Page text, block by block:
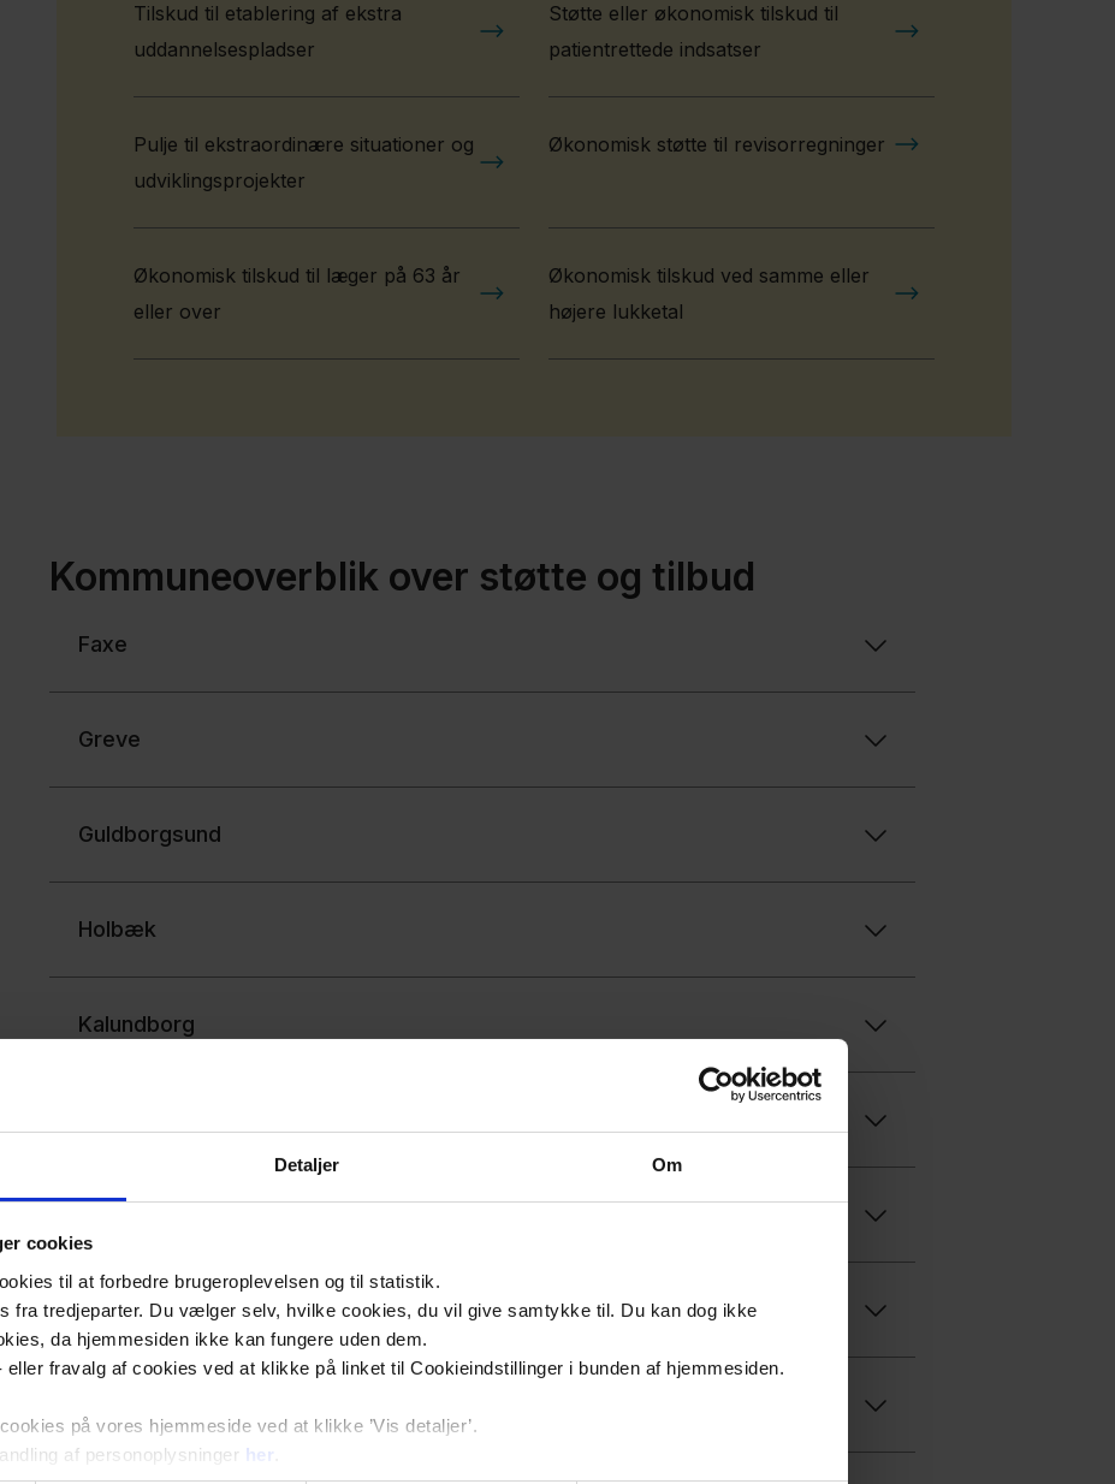
Detaljer Om
cookies
til at forbedre brugeroplevelsen og til statistik.
fra tredjeparter. Du vælger selv, hvilke cookies, du vil give samtykke til. Du kan dog ikke
da hjemmesiden ikke kan fungere uden dem.
fravalg af cookies ved at klikke på linket til Cookieindstillinger i bunden af hjemmesiden.
på vores hjemmeside ved at klikke ’Vis detaljer’.
af personoplysninger her
Tilskud til etablering af ekstra
uddannelsespladser
Støtte eller økonomisk tilskud til
patientrettede indsatser
Pulje til ekstraordinære situationer og
udviklingsprojekter
Økonomisk støtte til revisorregninger
Økonomisk tilskud til læger på 63 år
eller over
Økonomisk tilskud ved samme eller
højere lukketal
Kommuneoverblik over støtte og tilbud
Faxe
Greve
Guldborgsund
Holbæk
Kalundborg
Lolland